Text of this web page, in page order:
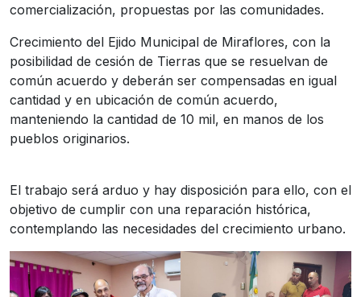
comercialización, propuestas por las comunidades.
Crecimiento del Ejido Municipal de Miraflores, con la
posibilidad de cesión de Tierras que se resuelvan de
común acuerdo y deberán ser compensadas en igual
cantidad y en ubicación de común acuerdo,
manteniendo la cantidad de 10 mil, en manos de los
pueblos originarios.
El trabajo será arduo y hay disposición para ello, con el
objetivo de cumplir con una reparación histórica,
contemplando las necesidades del crecimiento urbano.